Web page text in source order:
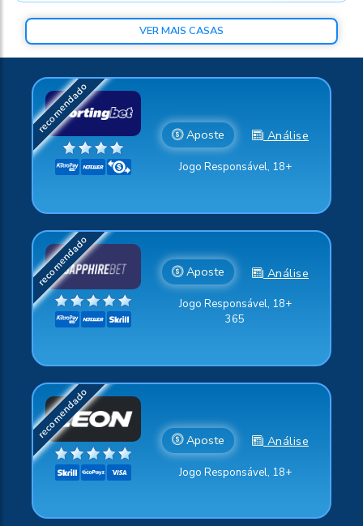
VER MAIS CASAS
Aposte Análise
Jogo Responsável, 18+
Aposte Análise
Jogo Responsável, 18+
365
Aposte Análise
Jogo Responsável, 18+